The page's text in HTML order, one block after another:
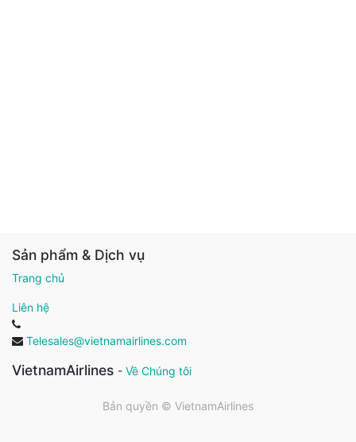
Sản phẩm & Dịch vụ
Trang chủ
Liên hệ
Telesales@vietnamairlines.com
VietnamAirlines - Về Chúng tôi
Bản quyền © VietnamAirlines